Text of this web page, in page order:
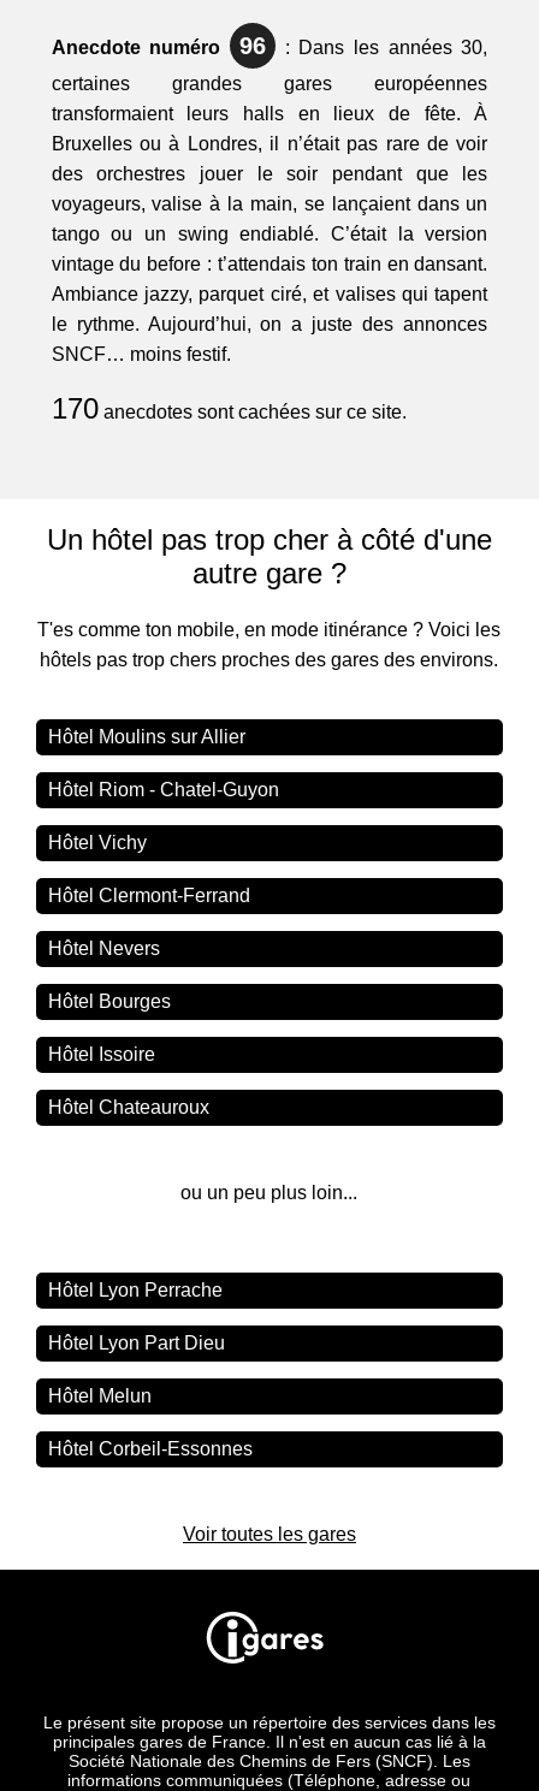
Anecdote numéro 96 : Dans les années 30,
certaines grandes gares européennes
transformaient leurs halls en lieux de fête. À
Bruxelles ou à Londres, il n’était pas rare de voir
des orchestres jouer le soir pendant que les
voyageurs, valise à la main, se lançaient dans un
tango ou un swing endiablé. C’était la version
vintage du before : t’attendais ton train en dansant.
Ambiance jazzy, parquet ciré, et valises qui tapent
le rythme. Aujourd’hui, on a juste des annonces
SNCF… moins festif.
170anecdotes sont cachées sur ce site.
Un hôtel pas trop cher à côté d'une
autre gare ?
T'es comme ton mobile, en mode itinérance ? Voici les
hôtels pas trop chers proches des gares des environs.
Hôtel Moulins sur Allier
Hôtel Riom - Chatel-Guyon
Hôtel Vichy
Hôtel Clermont-Ferrand
Hôtel Nevers
Hôtel Bourges
Hôtel Issoire
Hôtel Chateauroux
ou un peu plus loin...
Hôtel Lyon Perrache
Hôtel Lyon Part Dieu
Hôtel Melun
Hôtel Corbeil-Essonnes
Voir toutes les gares
Le présent site propose un répertoire des services dans les
principales gares de France. Il n'est en aucun cas lié à la
Société Nationale des Chemins de Fers (SNCF). Les
informations communiquées (Téléphone, adresse ou